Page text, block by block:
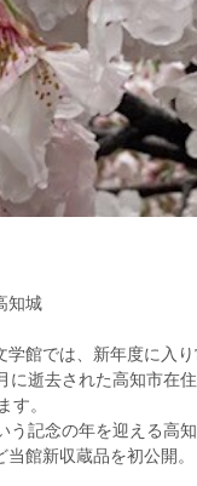
知城
館では、新年度に入り
逝去された高知市在
す。
記念の年を迎える高
館新収蔵品を初公開。